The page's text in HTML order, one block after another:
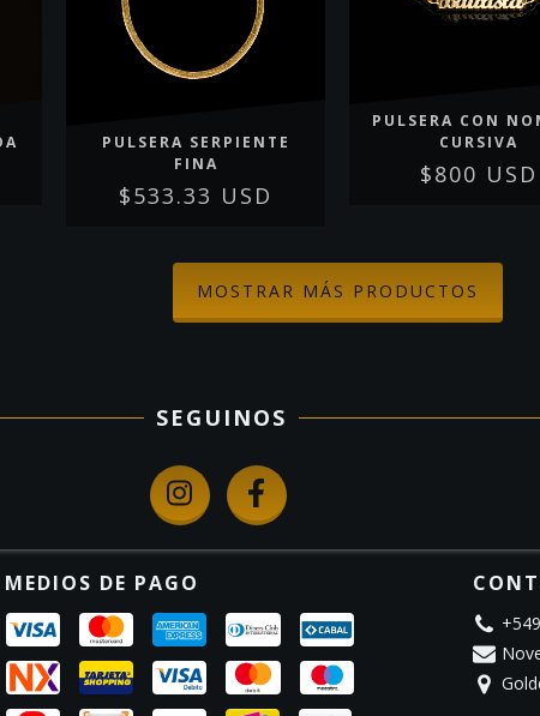
PULSERA SERPIENTE
FINA
$533.33 USD
PULSERA CON
CURSIVA
$800 USD
MOSTRAR MÁS PRODUCTOS
SEGUINOS
MEDIOS DE PAGO